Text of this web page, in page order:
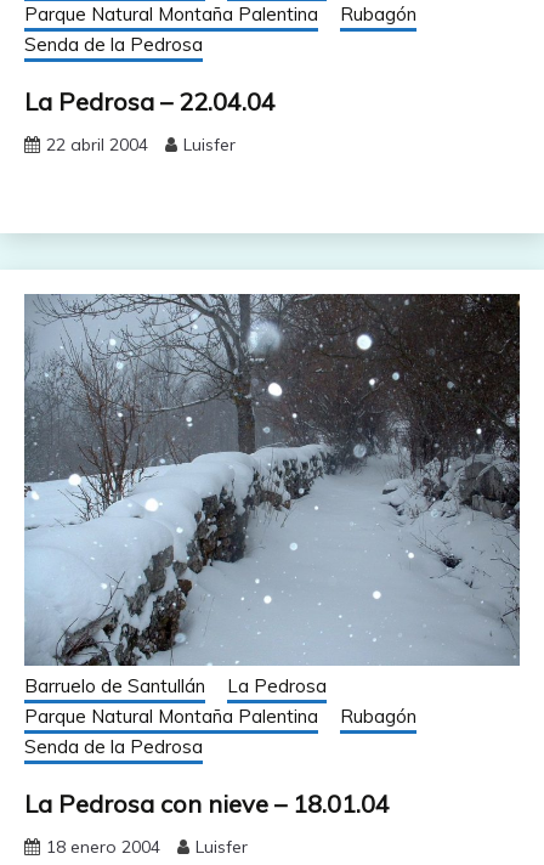
Parque Natural Montaña Palentina
Rubagón
Senda de la Pedrosa
La Pedrosa – 22.04.04
22 abril 2004 Luisfer
Barruelo de Santullán
La Pedrosa
Parque Natural Montaña Palentina
Rubagón
Senda de la Pedrosa
La Pedrosa con nieve – 18.01.04
18 enero 2004 Luisfer